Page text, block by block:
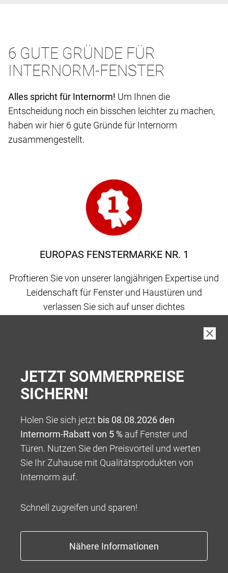
6 GUTE GRÜNDE FÜR
INTERNORM-FENSTER
Alles spricht für Internorm! Um Ihnen die
Entscheidung noch ein bisschen leichter zu machen,
haben wir hier 6 gute Gründe für Internorm
zusammengestellt.
EUROPAS FENSTERMARKE NR. 1
Proftieren Sie von unserer langjährigen Expertise und
Leidenschaft für Fenster und Haustüren und
verlassen Sie sich auf unser dichtes
100 % VERANTWORTUNG
Wir bieten Ihnen ein Rundum-sorglos-Paket für die
beginnend mit einer kompetenten Beratung über eine
Garantieleistungen, die weit über das übliche Maß
hinausgehen.
JETZT SOMMERPREISE
SICHERN!
Holen Sie sich jetzt bis 08.08.2026 den
Internorm-Rabatt von 5 % auf Fenster und
Türen. Nutzen Sie den Preisvorteil und werten
Sie Ihr Zuhause mit Qualitätsprodukten von
Internorm auf.
Schnell zugreifen und sparen!